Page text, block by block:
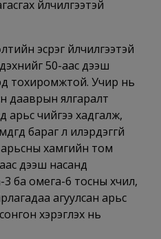
үйлчилгээтэй
эсрэг үйлчилгээтэй
50-аас дээш
тохиромжтой. Учир нь
дааврын ялгаралт
арьс чийгээ хадгалж,
бараг л илэрдэггүй
арьсны хамгийн том
дээш насанд
ба омега-6 тосны хүчил,
агуулсан арьс
сонгон хэрэглэх нь